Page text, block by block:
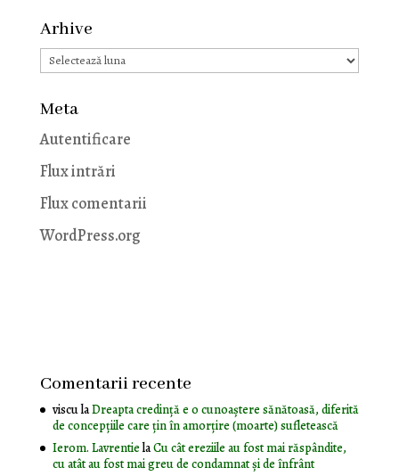
Arhive
Arhive
Meta
Autentificare
Flux intrări
Flux comentarii
WordPress.org
Comentarii recente
visculaDreapta credință e o cunoaștere sănătoasă, diferită
de concepțiile care țin în amorțire (moarte) sufletească
Ierom. LavrentielaCu cât ereziile au fost mai răspândite,
cu atât au fost mai greu de condamnat și de înfrânt